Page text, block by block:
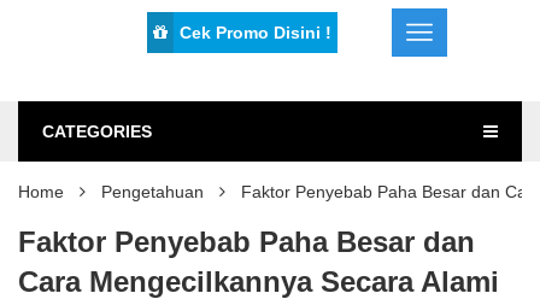
Cek Promo Disini !
CATEGORIES
Home Pengetahuan Faktor Penyebab Paha Besar dan
Faktor Penyebab Paha Besar dan
Cara Mengecilkannya Secara Alami